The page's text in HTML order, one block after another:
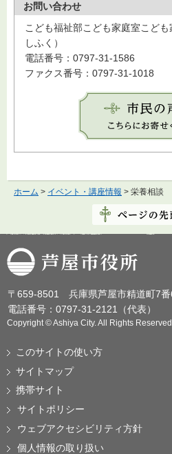
お問い合わせ
こども福祉部こども家庭室こど
しふく）
電話番号：0797-31-1586
ファクス番号：0797-31-1018
ホーム > イベント・講座情報 > 栄養相談
芦屋市役所
〒659-8501 兵庫県芦屋市精道町7番
電話番号：0797-31-2121（代表）
Copyright © Ashiya City. All Rights Reserved.
このサイトの使い方
サイトマップ
携帯サイト
サイトポリシー
ウェブアクセシビリティ方針
個人情報の取り扱い